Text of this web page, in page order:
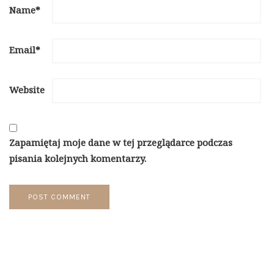
Name*
Email*
Website
Zapamiętaj moje dane w tej przeglądarce podczas
pisania kolejnych komentarzy.